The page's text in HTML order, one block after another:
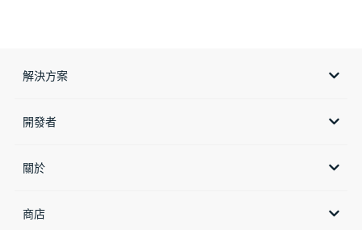
解決方案
開發者
關於
商店​